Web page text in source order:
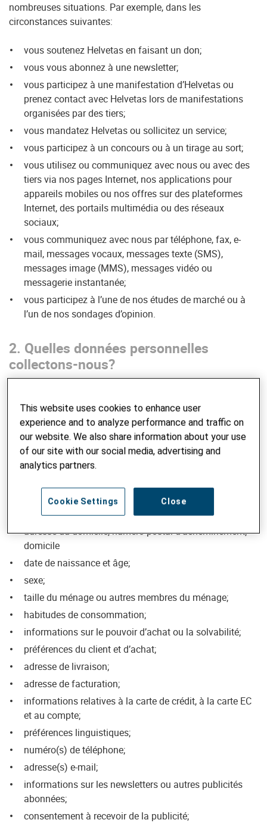
nombreuses situations. Par exemple, dans les
circonstances suivantes:
vous soutenez Helvetas en faisant un don;
vous vous abonnez à une newsletter;
vous participez à une manifestation d’Helvetas ou
prenez contact avec Helvetas lors de manifestations
organisées par des tiers;
vous mandatez Helvetas ou sollicitez un service;
vous participez à un concours ou à un tirage au sort;
vous utilisez ou communiquez avec nous ou avec des
tiers via nos pages Internet, nos applications pour
appareils mobiles ou nos offres sur des plateformes
Internet, des portails multimédia ou des réseaux
sociaux;
vous communiquez avec nous par téléphone, fax, e-
mail, messages vocaux, messages texte (SMS),
messages image (MMS), messages vidéo ou
messagerie instantanée;
vous participez à l’une de nos études de marché ou à
l’un de nos sondages d’opinion.
2. Quelles données personnelles
collectons-nous?
saisies manuellement dans le cadre de votre contact avec
Helvetas. Concernant la coopération avec Corris AG,
veuillez vous référer àla déclaration complémentaire sur la
protection des données.
Données sur la personne
nom et prénom;
adresse du domicile, numéro postal d’acheminement;
domicile
date de naissance et âge;
sexe;
taille du ménage ou autres membres du ménage;
habitudes de consommation;
informations sur le pouvoir d’achat ou la solvabilité;
préférences du client et d’achat;
adresse de livraison;
adresse de facturation;
informations relatives à la carte de crédit, à la carte EC
et au compte;
préférences linguistiques;
numéro(s) de téléphone;
adresse(s) e-mail;
informations sur les newsletters ou autres publicités
abonnées;
consentement à recevoir de la publicité;
This website uses cookies to enhance user
experience and to analyze performance and traffic on
our website. We also share information about your use
of our site with our social media, advertising and
analytics partners.
Close
Cookie Settings